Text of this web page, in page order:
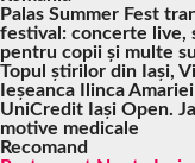
Palas Summer Fest
festival: concerte live,
pentru copii și multe
Topul știrilor din Iași,
Ieșeanca Ilinca
UniCredit Iași Open.
motive medicale
Recomand